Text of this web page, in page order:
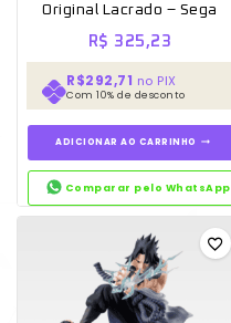
Original Lacrado – Sega
R$ 325,23
R$292,71 no PIX
Com 10% de desconto
ADICIONAR AO CARRINHO
Comparar pelo WhatsApp